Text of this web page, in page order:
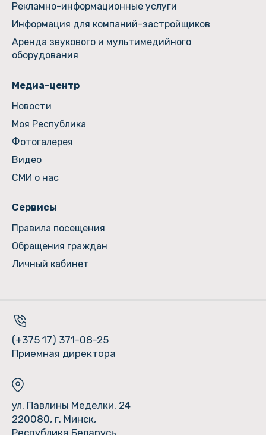
Рекламно-информационные услуги
Информация для компаний-застройщиков
Аренда звукового и мультимедийного
оборудования
Медиа-центр
Новости
Моя Республика
Фотогалерея
Видео
СМИ о нас
Сервисы
Правила посещения
Обращения граждан
Личный кабинет
(+375 17) 371-08-25
Приемная директора
ул. Павлины Меделки, 24
220080, г. Минск,